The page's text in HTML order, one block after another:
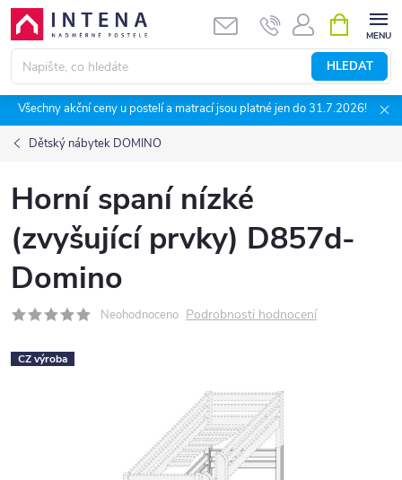
Přejít
obsah
HLEDAT
NÁKUPNÍ
KOŠÍK
Všechny akční ceny u postelí a matrací jsou platné jen do 31.7.2026!
Dětský nábytek DOMINO
Horní spaní nízké
(zvyšující prvky) D857d-
Domino
Neohodnoceno Podrobnosti hodnocení
CZ výroba